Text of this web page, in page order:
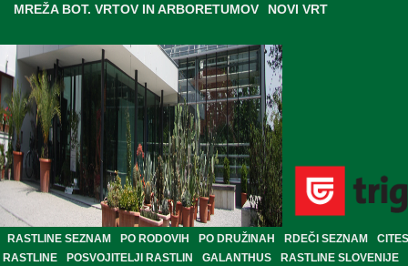
MREŽA BOT. VRTOV IN ARBORETUMOV
NOVI VRT
RASTLINE SEZNAM PO RODOVIH PO DRUŽINAH RDEČI SEZNAM
CITES
RASTLINE
POSVOJITELJI RASTLIN GALANTHUS RASTLINE SLOVENIJE